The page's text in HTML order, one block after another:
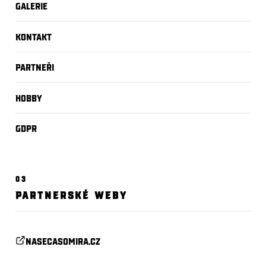
Galerie
Kontakt
Partneři
Hobby
GDPR
03
PARTNERSKÉ WEBY
Nasecasomira.cz